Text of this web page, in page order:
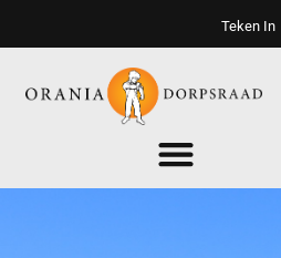
Teken In